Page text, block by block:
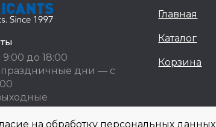
на обработку персональных данных
до 18:00
дни — с
Главная
Каталог
Корзина